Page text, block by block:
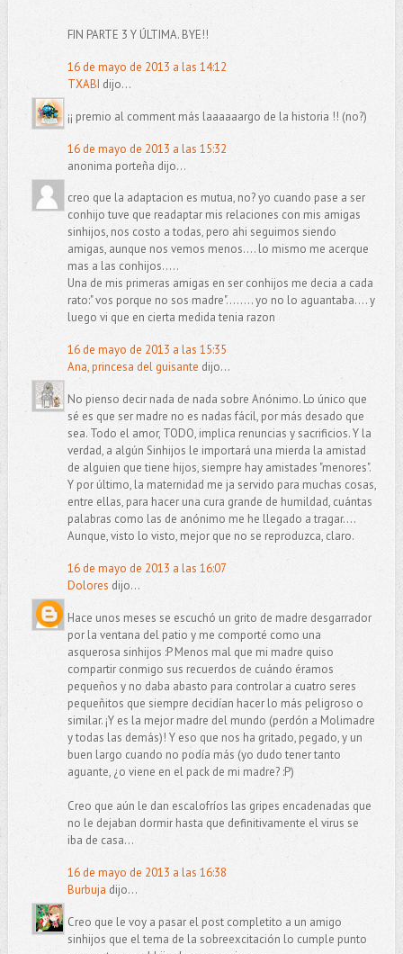
FIN PARTE 3 Y ÚLTIMA. BYE!!
16 de mayo de 2013 a las 14:12
TXABI dijo...
¡¡ premio al comment más laaaaaargo de la historia !! (no?)
16 de mayo de 2013 a las 15:32
anonima porteña dijo...
creo que la adaptacion es mutua, no? yo cuando pase a ser
conhijo tuve que readaptar mis relaciones con mis amigas
sinhijos, nos costo a todas, pero ahi seguimos siendo
amigas, aunque nos vemos menos.... lo mismo me acerque
mas a las conhijos.....
Una de mis primeras amigas en ser conhijos me decia a cada
rato:" vos porque no sos madre"........ yo no lo aguantaba.... y
luego vi que en cierta medida tenia razon
16 de mayo de 2013 a las 15:35
Ana, princesa del guisante dijo...
No pienso decir nada de nada sobre Anónimo. Lo único que
sé es que ser madre no es nadas fácil, por más desado que
sea. Todo el amor, TODO, implica renuncias y sacrificios. Y la
verdad, a algún Sinhijos le importará una mierda la amistad
de alguien que tiene hijos, siempre hay amistades "menores".
Y por último, la maternidad me ja servido para muchas cosas,
entre ellas, para hacer una cura grande de humildad, cuántas
palabras como las de anónimo me he llegado a tragar....
Aunque, visto lo visto, mejor que no se reproduzca, claro.
16 de mayo de 2013 a las 16:07
Dolores dijo...
Hace unos meses se escuchó un grito de madre desgarrador
por la ventana del patio y me comporté como una
asquerosa sinhijos :P Menos mal que mi madre quiso
compartir conmigo sus recuerdos de cuándo éramos
pequeños y no daba abasto para controlar a cuatro seres
pequeñitos que siempre decidían hacer lo más peligroso o
similar. ¡Y es la mejor madre del mundo (perdón a Molimadre
y todas las demás)! Y eso que nos ha gritado, pegado, y un
buen largo cuando no podía más (yo dudo tener tanto
aguante, ¿o viene en el pack de mi madre? :P)
Creo que aún le dan escalofríos las gripes encadenadas que
no le dejaban dormir hasta que definitivamente el virus se
iba de casa...
16 de mayo de 2013 a las 16:38
Burbuja dijo...
Creo que le voy a pasar el post completito a un amigo
sinhijos que el tema de la sobreexcitación lo cumple punto